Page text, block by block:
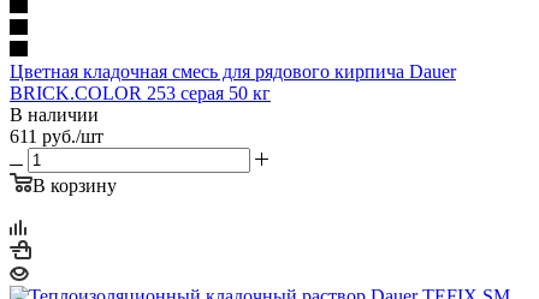
Цветная кладочная смесь для рядового кирпича Dauer
BRICK.COLOR 253 серая 50 кг
В наличии
611 руб./шт
В корзину